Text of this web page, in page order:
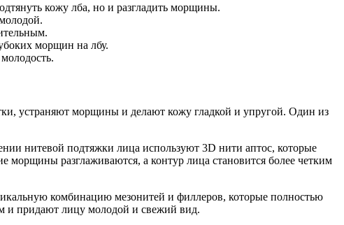
кожу лба, но и разгладить морщины.
морщин на лбу.
устраняют морщины и делают кожу гладкой и упругой. Один из
нитевой подтяжки лица используют 3D нити аптос, которые
разглаживаются, а контур лица становится более четким
комбинацию мезонитей и филлеров, которые полностью
и придают лицу молодой и свежий вид.